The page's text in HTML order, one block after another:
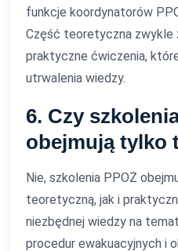
funkcje koordynatorów
Część teoretyczna zwykle
praktyczne ćwiczenia,
utrwalenia wiedzy.
6. Czy
obejmują tylko
Nie, szkolenia PPOŻ
teoretyczną, jak i
niezbędnej wiedzy na
procedur ewakuacyjnych i